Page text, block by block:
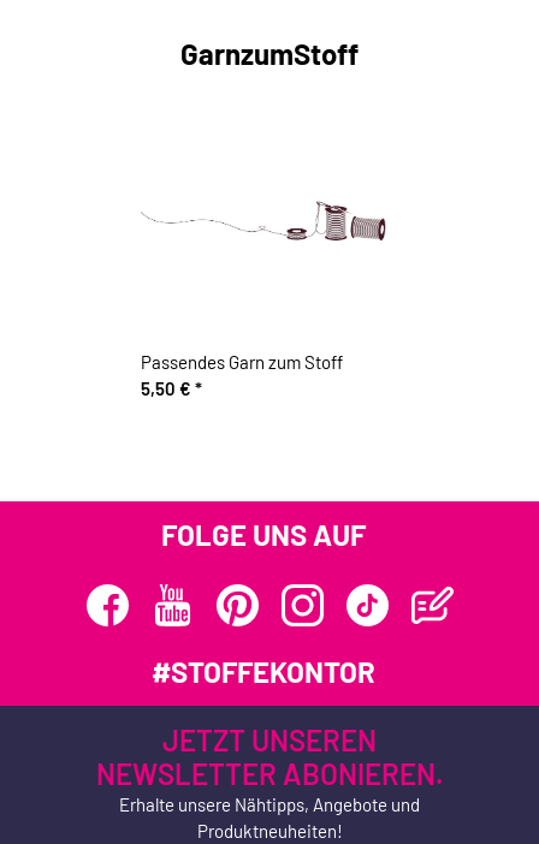
GarnzumStoff
Passendes Garn zum Stoff
5,50 € *
FOLGE UNS AUF
#STOFFEKONTOR
JETZT UNSEREN
NEWSLETTER ABONIEREN.
Erhalte unsere Nähtipps, Angebote und
Produktneuheiten!